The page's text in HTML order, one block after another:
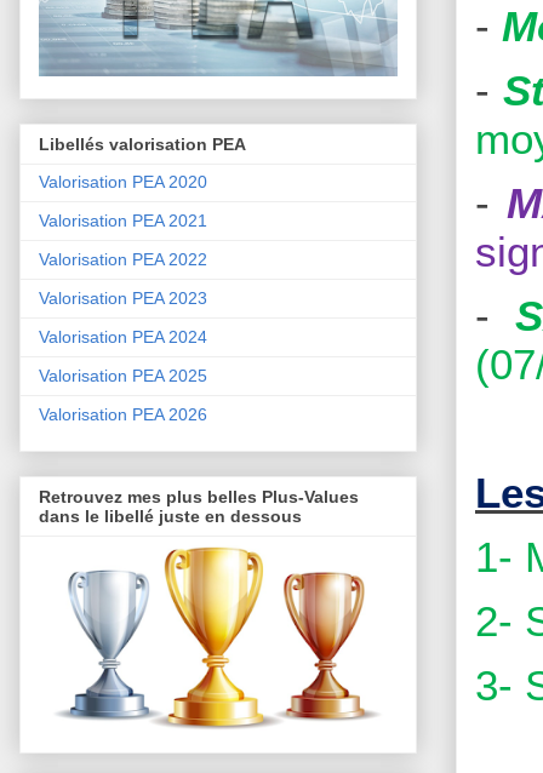
-
-
-
-
1-
2-
3-
Libellés valorisation PEA
Valorisation PEA 2020
Valorisation PEA 2021
Valorisation PEA 2022
Valorisation PEA 2023
Valorisation PEA 2024
Valorisation PEA 2025
Valorisation PEA 2026
Retrouvez mes plus belles Plus-Values
dans le libellé juste en dessous